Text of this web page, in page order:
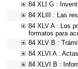
84 XLI G :
84 XLIII : Las
84 XLV A : Los
formatos para
84 XLV B :
84 XLVI A :
84 XLVI B :